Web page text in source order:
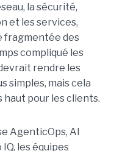
la sécurité,
et les services,
fragmentée des
compliqué les
rendre les
simples, mais cela
haut pour les clients.
AgenticOps, AI
les équipes